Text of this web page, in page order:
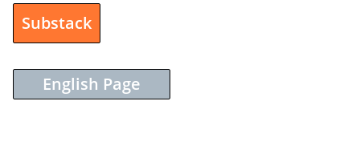
Substack
English Page